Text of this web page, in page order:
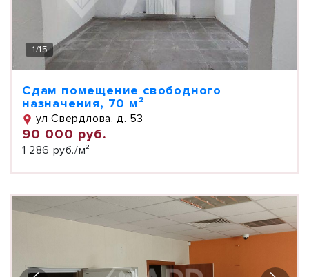
1/15
Сдам помещение свободного
назначения, 70 м²
ул Свердлова, д. 53
90 000 руб.
1 286 руб./м²